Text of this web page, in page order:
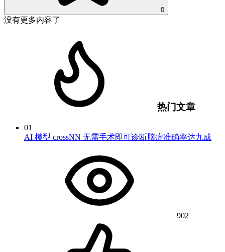
0
没有更多内容了
热门文章
01
AI 模型 crossNN 无需手术即可诊断脑瘤准确率达九成
902